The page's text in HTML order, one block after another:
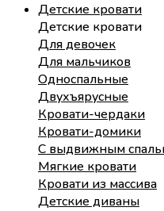
Детские кровати
Детские кровати
Для девочек
Для мальчиков
Односпальные
Двухъярусные
Кровати-чердаки
Кровати-домики
С выдвижным
Мягкие кровати
Кровати из массива
Детские диваны